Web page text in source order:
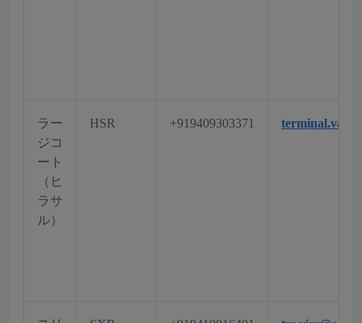
ラー
ジコ
ート
（ヒ
ラサ
ル）
HSR +919409303371